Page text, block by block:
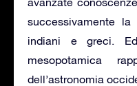
successivamente
indiani e greci.
mesopotamica
dell’astronomia